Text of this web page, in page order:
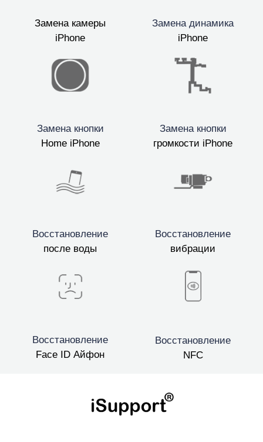
Замена камеры
iPhone
Замена динамика
iPhone
Замена кнопки
Home iPhone
Замена кнопки
громкости iPhone
Восстановление
после воды
Восстановление
вибрации
Восстановление
Face ID Айфон
Восстановление
NFC